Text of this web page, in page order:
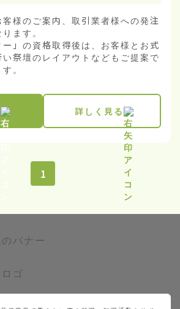
様のご案内、取引業者様への発注
ます。
ー」の資格取得後は、お客様とお式
祭壇のレイアウトなどもご提案で
。
詳しく見る
1